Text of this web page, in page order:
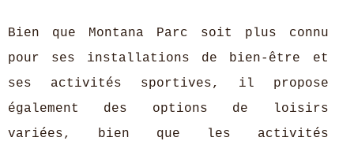
Bien que Montana Parc soit plus connu
pour ses installations de bien-être et
ses activités sportives, il propose
également des options de loisirs
variées, bien que les activités